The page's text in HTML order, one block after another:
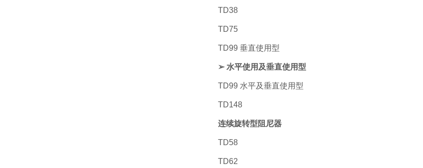
TD38
TD75
TD99 垂直使用型
➢ 水平使用及垂直使用型
TD99 水平及垂直使用型
TD148
连续旋转型阻尼器
TD58
TD62